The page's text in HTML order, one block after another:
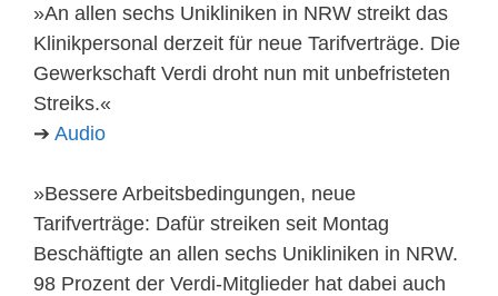
»An allen sechs Unikliniken in NRW streikt das
Klinikpersonal derzeit für neue Tarifverträge. Die
Gewerkschaft Verdi droht nun mit unbefristeten
Streiks.«
➔ Audio
»Bessere Arbeitsbedingungen, neue
Tarifverträge: Dafür streiken seit Montag
Beschäftigte an allen sechs Unikliniken in NRW.
98 Prozent der Verdi-Mitglieder hat dabei auch